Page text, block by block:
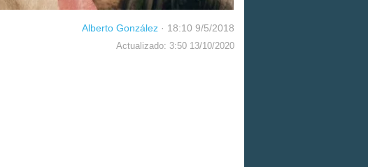
Alberto González · 18:10 9/5/2018
Actualizado: 3:50 13/10/2020